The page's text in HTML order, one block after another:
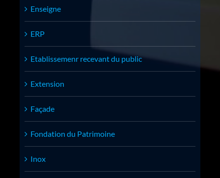
Enseigne
ERP
Etablissemenr recevant du public
Extension
Façade
Fondation du Patrimoine
Inox